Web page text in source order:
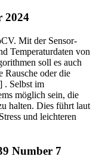
2024
Mit der Sensor-
Temperaturdaten von
soll es auch
Rausche oder die
. Selbst im
möglich sein, die
halten. Dies führt laut
und leichteren
Number 7